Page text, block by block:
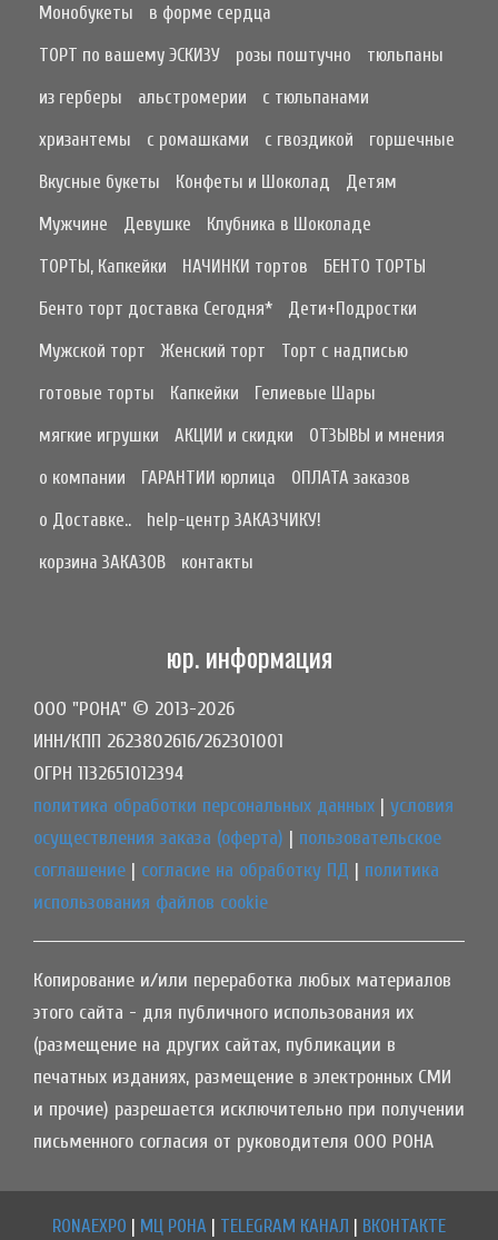
Монобукеты
в форме сердца
ТОРТ по вашему ЭСКИЗУ
розы поштучно
тюльпаны
из герберы
альстромерии
с тюльпанами
хризантемы
с ромашками с гвоздикой
горшечные
Вкусные букеты
Конфеты и Шоколад
Детям
Мужчине
Девушке
Клубника в Шоколаде
ТОРТЫ, Капкейки
НАЧИНКИ тортов
БЕНТО ТОРТЫ
Бенто торт доставка Сегодня*
Дети+Подростки
Мужской торт
Женский торт
Торт с надписью
готовые торты
Капкейки
Гелиевые Шары
мягкие игрушки
АКЦИИ и скидки
ОТЗЫВЫ и мнения
о компании
ГАРАНТИИ юрлица
ОПЛАТА заказов
о Доставке..
help-центр ЗАКАЗЧИКУ!
корзина ЗАКАЗОВ
контакты
юр. информация
ООО "РОНА" © 2013-2026
ИНН/КПП 2623802616/262301001
ОГРН 1132651012394
политика обработки персональных данных | условия
осуществления заказа (оферта) | пользовательское
соглашение | согласие на обработку ПД | политика
использования файлов cookie
Копирование и/или переработка любых материалов
этого сайта - для публичного использования их
(размещение на других сайтах, публикации в
печатных изданиях, размещение в электронных СМИ
и прочие) разрешается исключительно при получении
письменного согласия от руководителя ООО РОНА
RONAEXPO | МЦ РОНА | TELEGRAM КАНАЛ | ВКОНТАКТЕ